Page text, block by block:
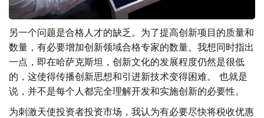
另一个问题是合格人才的缺乏。为了提高创新项目的质量和
数量，有必要增加创新领域合格专家的数量。我想同时指出
一点，即在哈萨克斯坦，创新文化的发展程度仍然是很低
的，这使得传播创新思想和引进新技术变得困难。 也就是
说，并不是每个人都完全理解开发和实施创新的必要性。
为刺激天使投资者投资市场，我认为有必要尽快将税收优惠